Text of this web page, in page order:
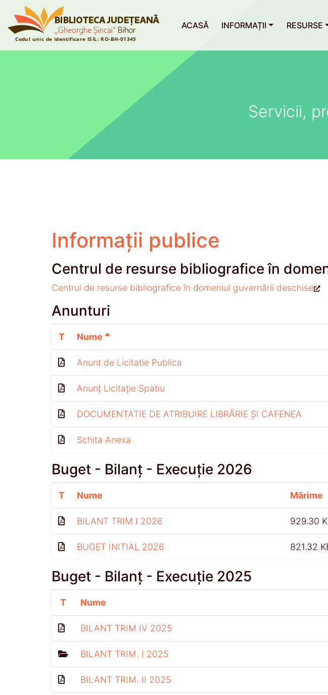
ACASĂ INFORMAȚII RESURSE
Servicii,
Informații publice
Centrul de resurse bibliografice în
Centrul de resurse bibliografice în domeniul guvernării deschise
Anunturi
T Nume
Anunt de Licitatie Publica
Anunț Licitație Spatiu
DOCUMENTATIE DE ATRIBUIRE LIBRĂRIE ȘI CAFENEA
Schita Anexa
Buget - Bilanț - Execuție 2026
T Nume Mărime
BILANT TRIM I 2026 929.30
BUGET INITIAL 2026 821.32
Buget - Bilanț - Execuție 2025
T Nume
BILANT TRIM IV 2025
BILANT TRIM. I 2025
BILANT TRIM. II 2025